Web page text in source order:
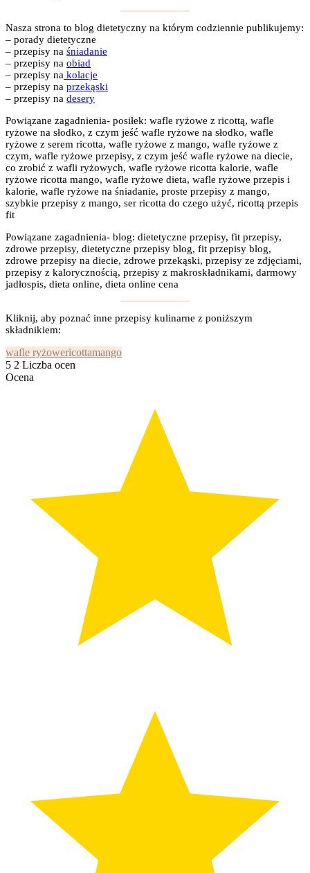
Nasza strona to blog dietetyczny na którym codziennie publikujemy:
– porady dietetyczne
– przepisy na śniadanie
– przepisy na obiad
– przepisy na kolacje
– przepisy na przekąski
– przepisy na desery
Powiązane zagadnienia- posiłek: wafle ryżowe z ricottą, wafle
ryżowe na słodko, z czym jeść wafle ryżowe na słodko, wafle
ryżowe z serem ricotta, wafle ryżowe z mango, wafle ryżowe z
czym, wafle ryżowe przepisy, z czym jeść wafle ryżowe na diecie,
co zrobić z wafli ryżowych, wafle ryżowe ricotta kalorie, wafle
ryżowe ricotta mango, wafle ryżowe dieta, wafle ryżowe przepis i
kalorie, wafle ryżowe na śniadanie, proste przepisy z mango,
szybkie przepisy z mango, ser ricotta do czego użyć, ricottą przepis
fit
Powiązane zagadnienia- blog: dietetyczne przepisy, fit przepisy,
zdrowe przepisy, dietetyczne przepisy blog, fit przepisy blog,
zdrowe przepisy na diecie, zdrowe przekąski, przepisy ze zdjęciami,
przepisy z kalorycznością, przepisy z makroskładnikami, darmowy
jadłospis, dieta online, dieta online cena
Kliknij, aby poznać inne przepisy kulinarne z poniższym
składnikiem:
wafle ryżowericottamango
5 2 Liczba ocen
Ocena